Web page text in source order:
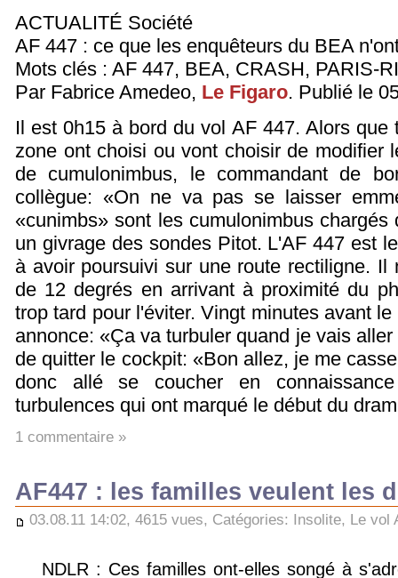
ACTUALITÉ Société
AF 447 : ce que les enquêteurs du BEA
Mots clés : AF 447, BEA, CRASH, PARIS-
Par Fabrice Amedeo, Le Figaro. Publié le
Il est 0h15 à bord du vol AF 447. Alors
zone ont choisi ou vont choisir de modifier
de cumulonimbus, le commandant de
collègue: «On ne va pas se laisser
«cunimbs» sont les cumulonimbus
un givrage des sondes Pitot. L'AF 447 est
à avoir poursuivi sur une route rectiligne. Il
de 12 degrés en arrivant à proximité du
trop tard pour l'éviter. Vingt minutes avant
annonce: «Ça va turbuler quand je vais
de quitter le cockpit: «Bon allez, je me
donc allé se coucher en
turbulences qui ont marqué le début du
1 commentaire »
AF447 : les familles veulent les
03.08.11 14:02, 4615 vues, Catégories: Insolite Le vol
NDLR : Ces familles ont-elles songé à